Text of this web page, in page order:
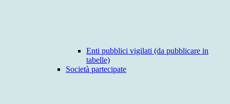
Enti pubblici vigilati (da pubblicare in
tabelle)
Società partecipate